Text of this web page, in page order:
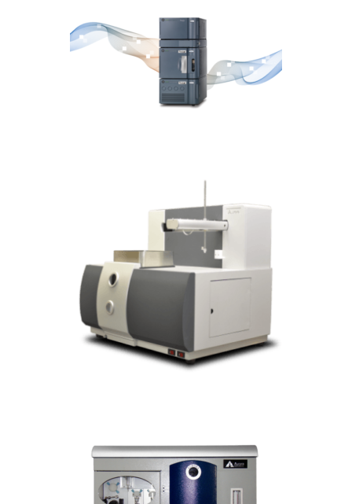
ACQUITY UPLC H-Class PLUS
CROMATOGRAFÍA LIQUIDA
TRACE AI1200 Plus
ABSORCIÓN ATÓMICA
LUMINA 3400